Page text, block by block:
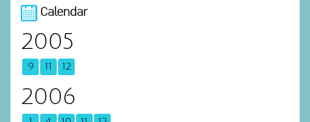
Calendar
2005
9 11 12
2006